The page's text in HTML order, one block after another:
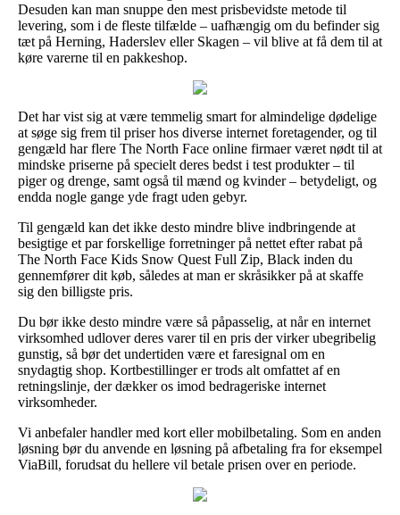
Desuden kan man snuppe den mest prisbevidste metode til
levering, som i de fleste tilfælde – uafhængig om du befinder sig
tæt på Herning, Haderslev eller Skagen – vil blive at få dem til at
køre varerne til en pakkeshop.
Det har vist sig at være temmelig smart for almindelige dødelige
at søge sig frem til priser hos diverse internet foretagender, og til
gengæld har flere The North Face online firmaer været nødt til at
mindske priserne på specielt deres bedst i test produkter – til
piger og drenge, samt også til mænd og kvinder – betydeligt, og
endda nogle gange yde fragt uden gebyr.
Til gengæld kan det ikke desto mindre blive indbringende at
besigtige et par forskellige forretninger på nettet efter rabat på
The North Face Kids Snow Quest Full Zip, Black inden du
gennemfører dit køb, således at man er skråsikker på at skaffe
sig den billigste pris.
Du bør ikke desto mindre være så påpasselig, at når en internet
virksomhed udlover deres varer til en pris der virker ubegribelig
gunstig, så bør det undertiden være et faresignal om en
snydagtig shop. Kortbestillinger er trods alt omfattet af en
retningslinje, der dækker os imod bedrageriske internet
virksomheder.
Vi anbefaler handler med kort eller mobilbetaling. Som en anden
løsning bør du anvende en løsning på afbetaling fra for eksempel
ViaBill, forudsat du hellere vil betale prisen over en periode.